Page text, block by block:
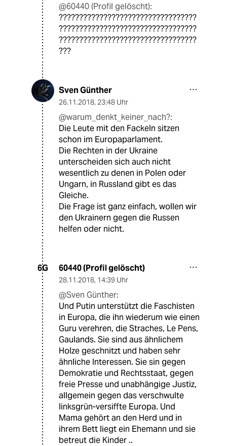
@60440 (Profil gelöscht):
??????????????????????????????????
??????????????????????????????????
??????????????????????????????????
???
Sven Günther
26.11.2018, 23:48 Uhr
@warum_denkt_keiner_nach?:
Die Leute mit den Fackeln sitzen
schon im Europaparlament.
Die Rechten in der Ukraine
unterscheiden sich auch nicht
wesentlich zu denen in Polen oder
Ungarn, in Russland gibt es das
Gleiche.
Die Frage ist ganz einfach, wollen wir
den Ukrainern gegen die Russen
helfen oder nicht.
6G 60440 (Profil gelöscht)
28.11.2018, 14:39 Uhr
@Sven Günther:
Und Putin unterstützt die Faschisten
in Europa, die ihn wiederum wie einen
Guru verehren, die Straches, Le Pens,
Gaulands. Sie sind aus ähnlichem
Holze geschnitzt und haben sehr
ähnliche Interessen. Sie sin gegen
Demokratie und Rechtsstaat, gegen
freie Presse und unabhängige Justiz,
allgemein gegen das verschwulte
linksgrün-versiffte Europa. Und
Mama gehört an den Herd und in
ihrem Bett liegt ein Ehemann und sie
betreut die Kinder ..